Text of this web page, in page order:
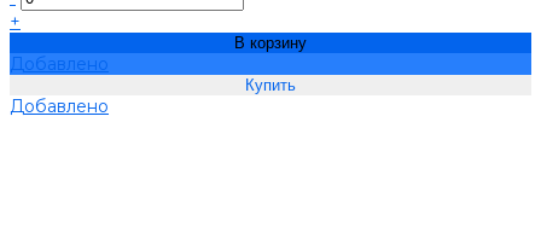
+
В корзину
Добавлено
Добавлено